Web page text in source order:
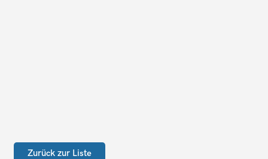
Zurück zur Liste